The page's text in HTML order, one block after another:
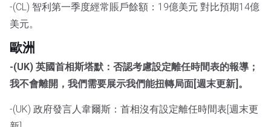
-(CL) 智利第一季度經常賬戶餘額：19億美元 對比預期14億
美元。
歐洲
-(UK) 英國首相斯塔默：否認考慮設定離任時間表的報導；
我不會離開，我們需要展示我們能扭轉局面[週末更新]。
-(UK) 政府發言人韋爾斯：首相沒有設定離任時間表[週末更